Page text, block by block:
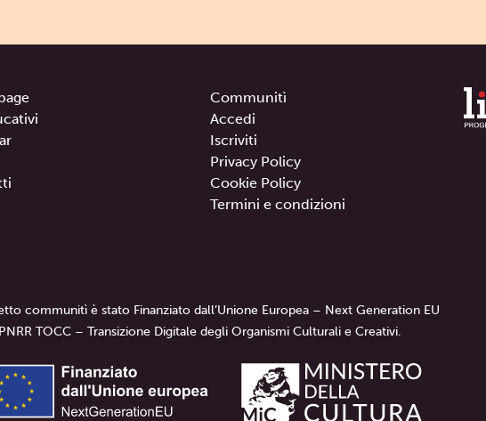
Communitì
Accedi
Iscriviti
Privacy Policy
Cookie Policy
Termini e condizioni
communitì è stato Finanziato dall’Unione Europea – Next Generation EU
TOCC – Transizione Digitale degli Organismi Culturali e Creativi.